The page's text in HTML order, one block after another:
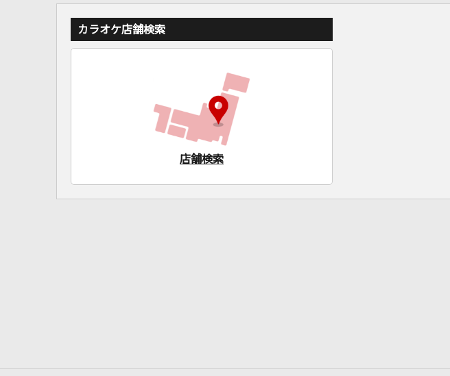
カラオケ店舗検索
店舗検索